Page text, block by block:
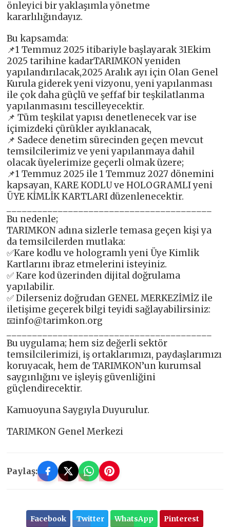
önleyici bir yaklaşımla yönetme
kararlılığındayız.
Bu kapsamda:
📌1 Temmuz 2025 itibariyle başlayarak 31Ekim
2025 tarihine kadarTARIMKON yeniden
yapılandırılacak,2025 Aralık ayı için Olan Genel
Kurula giderek yeni vizyonu, yeni yapılanması
ile çok daha güçlü ve şeffaf bir teşkilatlanma
yapılanmasını tescilleyecektir.
📌 Tüm teşkilat yapısı denetlenecek var ise
içimizdeki çürükler ayıklanacak,
📌 Sadece denetim sürecinden geçen mevcut
temsilcilerimiz ve yeni yapılanmaya dahil
olacak üyelerimize geçerli olmak üzere;
📌1 Temmuz 2025 ile 1 Temmuz 2027 dönemini
kapsayan, KARE KODLU ve HOLOGRAMLI yeni
ÜYE KİMLİK KARTLARI düzenlenecektir.
Bu nedenle;
TARIMKON adına sizlerle temasa geçen kişi ya
da temsilcilerden mutlaka:
✅Kare kodlu ve hologramlı yeni Üye Kimlik
Kartlarını ibraz etmelerini isteyiniz.
✅ Kare kod üzerinden dijital doğrulama
yapılabilir.
✅ Dilerseniz doğrudan GENEL MERKEZİMİZ ile
iletişime geçerek bilgi teyidi sağlayabilirsiniz:
📧info@tarimkon.org
Bu uygulama; hem siz değerli sektör
temsilcilerimizi, iş ortaklarımızı, paydaşlarımızı
koruyacak, hem de TARIMKON’un kurumsal
saygınlığını ve işleyiş güvenliğini
güçlendirecektir.
Kamuoyuna Saygıyla Duyurulur.
TARIMKON Genel Merkezi
Paylaş:
Facebook Twitter WhatsApp Pinterest